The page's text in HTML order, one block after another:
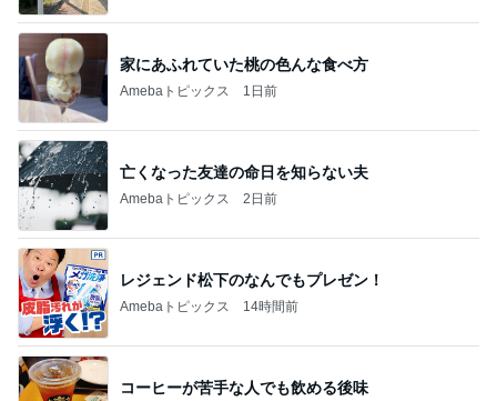
家にあふれていた桃の色んな食べ方
Amebaトピックス 1日前
亡くなった友達の命日を知らない夫
Amebaトピックス 2日前
レジェンド松下のなんでもプレゼン！
Amebaトピックス 14時間前
コーヒーが苦手な人でも飲める後味